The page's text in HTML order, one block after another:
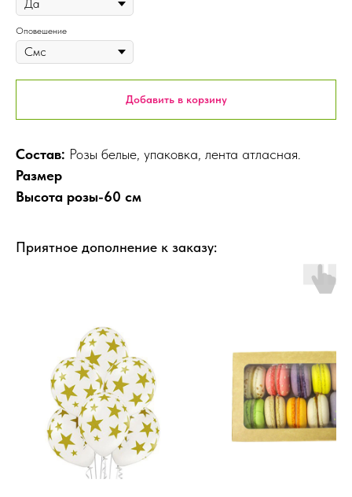
Оповешение
Добавить в корзину
Состав: Розы белые, упаковка, лента атласная.
Размер
Высота розы-60 см
Приятное дополнение к заказу: